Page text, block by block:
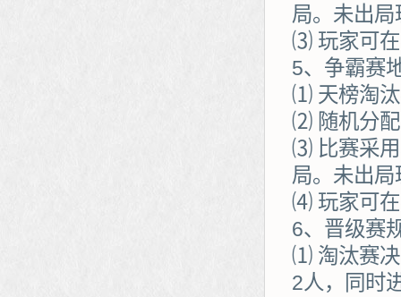
局。未出
⑶ 玩家可在
5、争霸赛
⑴ 天榜淘汰
⑵ 随机分配
⑶ 比赛采用
局。未出
⑷ 玩家可在
6、晋级赛
⑴ 淘汰赛决
2人，同时